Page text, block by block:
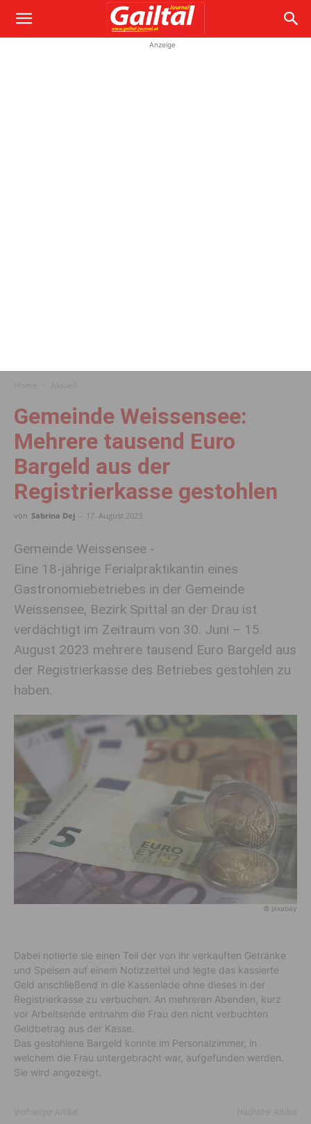
Anzeige
Gemeinde Weissensee:
Mehrere tausend Euro
Bargeld aus der
Registrierkasse gestohlen
von Sabrina Dej - 17. August 2023
Gemeinde Weissensee -
Eine 18-jährige Ferialpraktikantin eines
Gastronomiebetriebes in der Gemeinde
Weissensee, Bezirk Spittal an der Drau ist
verdächtigt im Zeitraum von 30. Juni – 15.
August 2023 mehrere tausend Euro Bargeld aus
der Registrierkasse des Betriebes gestohlen zu
haben.
© pixabay
Dabei notierte sie einen Teil der von ihr verkauften Getränke
und Speisen auf einem Notizzettel und legte das kassierte
Geld anschließend in die Kassenlade ohne dieses in der
Registrierkasse zu verbuchen. An mehreren Abenden, kurz
vor Arbeitsende entnahm die Frau den nicht verbuchten
Geldbetrag aus der Kasse.
Das gestohlene Bargeld konnte im Personalzimmer, in
welchem die Frau untergebracht war, aufgefunden werden.
Sie wird angezeigt.